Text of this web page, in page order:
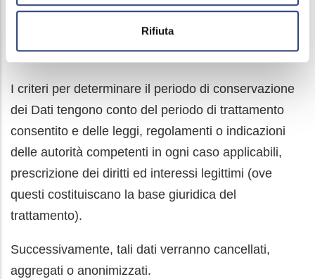
Rifiuta
in materia, per un periodo di tempo non superiore a
quello necessario al conseguimento delle finalità per
le quali sono trattati.
I criteri per determinare il periodo di conservazione
dei Dati tengono conto del periodo di trattamento
consentito e delle leggi, regolamenti o indicazioni
delle autorità competenti in ogni caso applicabili,
prescrizione dei diritti ed interessi legittimi (ove
questi costituiscano la base giuridica del
trattamento).
Successivamente, tali dati verranno cancellati,
aggregati o anonimizzati.